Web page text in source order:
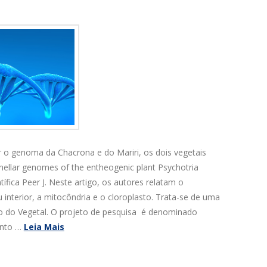
genoma da Chacrona e do Mariri, os dois vegetais
genomes of the entheogenic plant Psychotria
Peer J. Neste artigo, os autores relatam o
a mitocôndria e o cloroplasto. Trata-se de uma
Vegetal. O projeto de pesquisa é denominado
… Leia Mais